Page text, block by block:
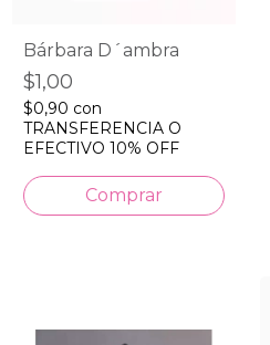
Bárbara D´ambra
$1,00
$0,90 con
TRANSFERENCIA O
EFECTIVO 10% OFF